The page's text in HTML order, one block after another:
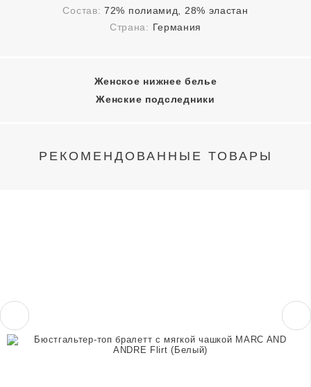
Состав:72% полиамид, 28% эластан
Страна: Германия
Женское нижнее белье
Женские подследники
РЕКОМЕНДОВАННЫЕ ТОВАРЫ